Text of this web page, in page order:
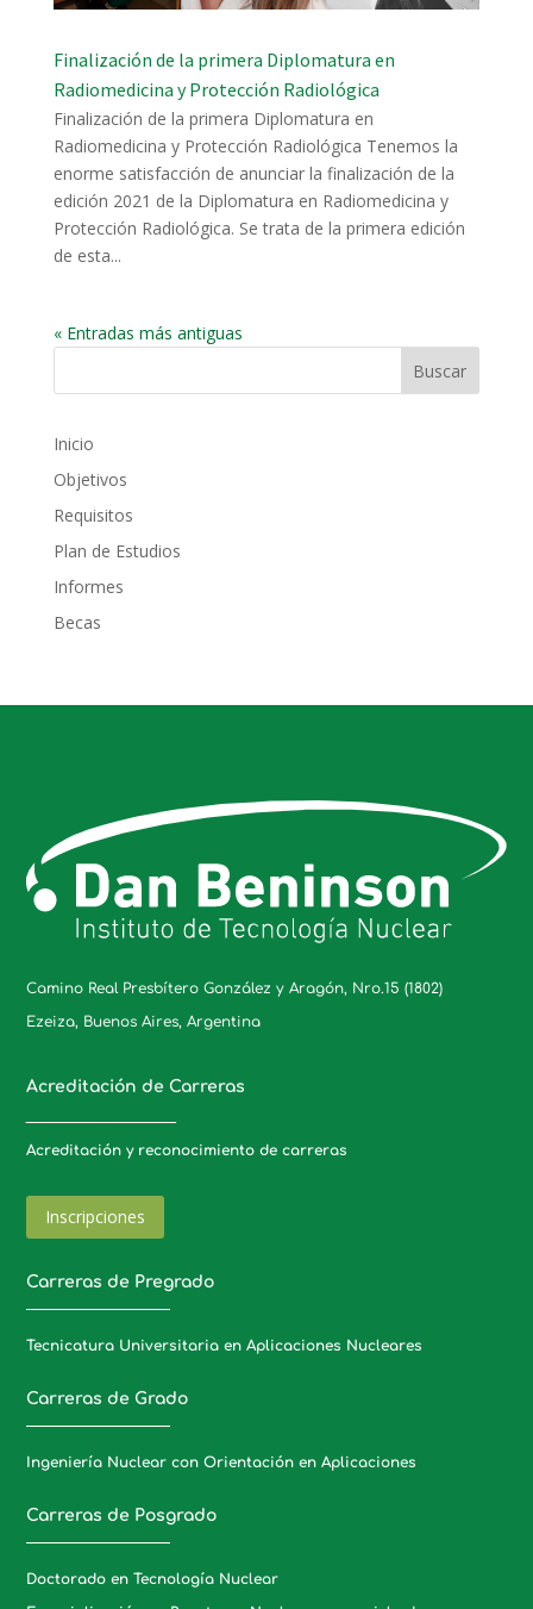
Finalización de la primera Diplomatura en
Radiomedicina y Protección Radiológica
Finalización de la primera Diplomatura en
Radiomedicina y Protección Radiológica Tenemos la
enorme satisfacción de anunciar la finalización de la
edición 2021 de la Diplomatura en Radiomedicina y
Protección Radiológica. Se trata de la primera edición
de esta...
« Entradas más antiguas
Inicio
Objetivos
Requisitos
Plan de Estudios
Informes
Becas
Camino Real Presbítero González y Aragón, Nro.15 (1802)
Ezeiza, Buenos Aires, Argentina
Acreditación de Carreras
Acreditación y reconocimiento de carreras
Inscripciones
Carreras de Pregrado
Tecnicatura Universitaria en Aplicaciones Nucleares
Carreras de Grado
Ingeniería Nuclear con Orientación en Aplicaciones
Carreras de Posgrado
Doctorado en Tecnología Nuclear